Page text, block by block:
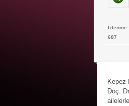
İzlenme
687
Kepez
Doç.